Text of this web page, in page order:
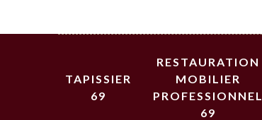
TAPISSIER
69
RESTAURATION
MOBILIER
PROFESSIONNEL
69